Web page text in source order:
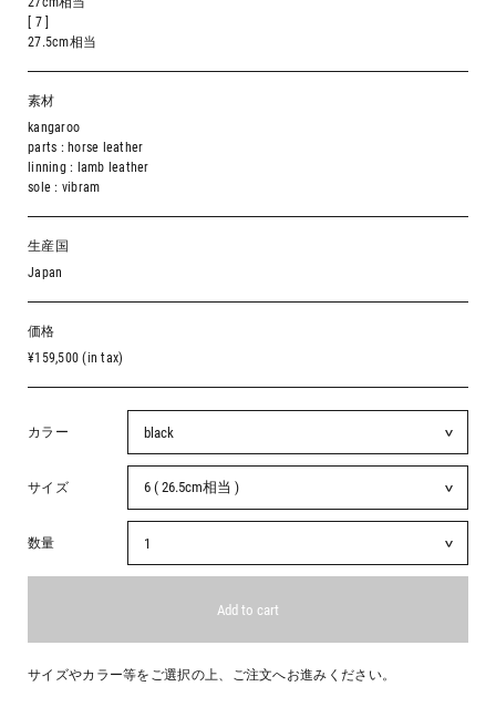
[ 7 ]
27.5cm相当
素材
kangaroo
parts : horse leather
linning : lamb leather
sole : vibram
生産国
Japan
価格
¥159,500 (in tax)
カラー
サイズ
数量
サイズやカラー等をご選択の上、ご注文へお進みください。